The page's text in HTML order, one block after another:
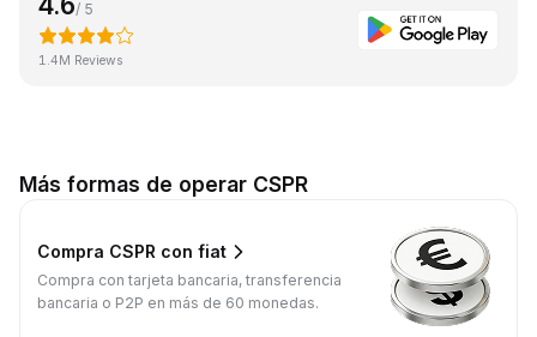
/ 5
1.4M Reviews
Más formas de operar CSPR
Compra CSPR con fiat
Compra con tarjeta bancaria, transferencia
bancaria o P2P en más de 60 monedas.